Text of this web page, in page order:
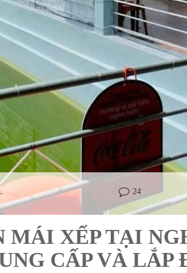
24
XẾP TẠI
CẤP VÀ LẮP